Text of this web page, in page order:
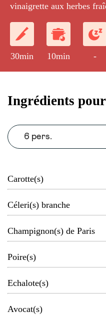
vinaigrette aux herbes
30min 10min -
Ingrédients pour
6 pers.
Carotte(s)
Céleri(s) branche
Champignon(s) de Paris
Poire(s)
Echalote(s)
Avocat(s)